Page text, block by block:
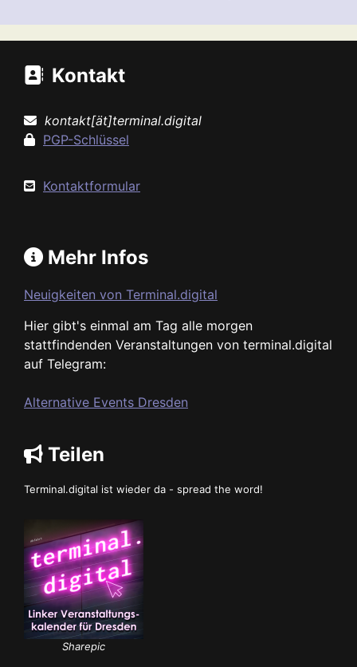
Kontakt
kontakt[ät]terminal.digital
PGP-Schlüssel
Kontaktformular
Mehr Infos
Neuigkeiten von Terminal.digital
Hier gibt's einmal am Tag alle morgen
stattfindenden Veranstaltungen von terminal.digital
auf Telegram:
Alternative Events Dresden
Teilen
Terminal.digital ist wieder da - spread the word!
Sharepic